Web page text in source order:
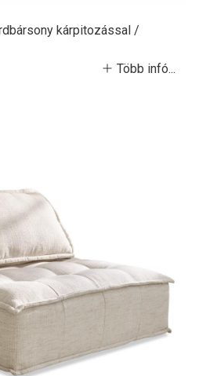
kárpitozással /
Több infó...